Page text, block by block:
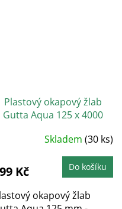
Plastový okapový žlab
Gutta Aqua 125 x 4000
Skladem (30 ks)
Kč Do košíku
okapový žlab